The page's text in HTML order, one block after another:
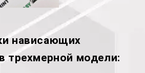
нависающих
трехмерной модели: